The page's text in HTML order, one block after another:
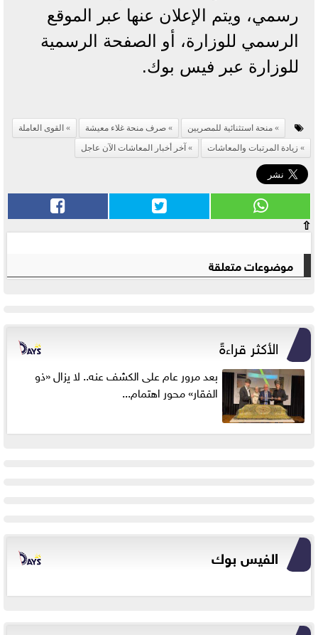
رسمي، ويتم الإعلان عنها عبر الموقع
الرسمي للوزارة، أو الصفحة الرسمية
للوزارة عبر فيس بوك.
منحة استثنائية للمصريين صرف منحة غلاء معيشة
القوى العاملة
زيادة المرتبات والمعاشات
آخر أخبار المعاشات الآن عاجل
⇧
موضوعات متعلقة
الأكثر قراءةً
بعد مرور عام على الكشف عنه.. لا يزال «ذو
الفقار» محور اهتمام...
الفيس بوك